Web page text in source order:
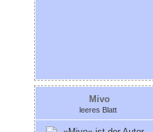
Mivo
leeres Blatt